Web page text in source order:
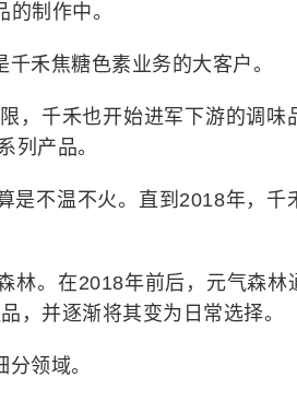
制作中。
禾焦糖色素业务的大客户。
，千禾也开始进军下游的调味
列产品。
是不温不火。直到2018年，千
林。在2018年前后，元气森林
，并逐渐将其变为日常选择。
领域。